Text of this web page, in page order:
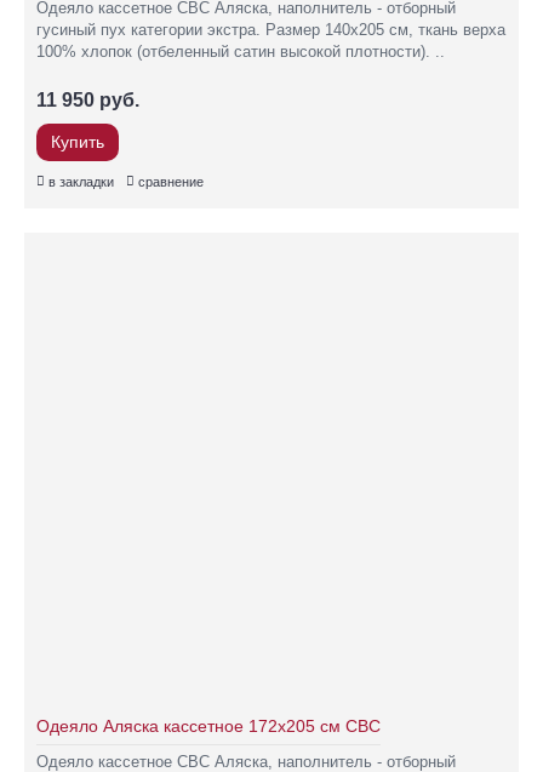
Одеяло кассетное СВС Аляска, наполнитель - отборный
гусиный пух категории экстра. Размер 140х205 см, ткань верха
100% хлопок (отбеленный сатин высокой плотности). ..
11 950 руб.
Купить
в закладки сравнение
Одеяло Аляска кассетное 172х205 см СВС
Одеяло кассетное СВС Аляска, наполнитель - отборный